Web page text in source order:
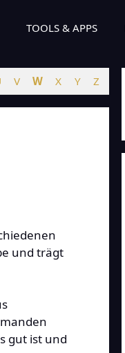
TOOLS & APPS
V W X Y Z
und trägt
gut ist und